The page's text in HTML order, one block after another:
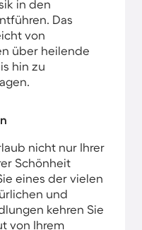
in den
Das
von
über heilende
hin zu
nicht nur Ihrer
Schönheit
eines der vielen
und
kehren Sie
von Ihrem